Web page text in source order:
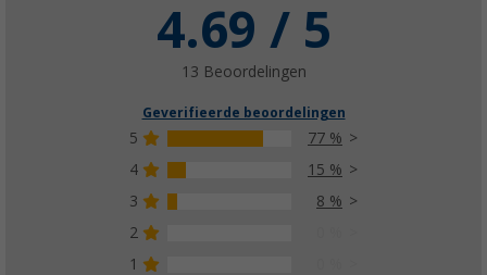
4.69 / 5
13 Beoordelingen
Geverifieerde beoordelingen
5
77 %
4
15 %
3
8 %
2
1